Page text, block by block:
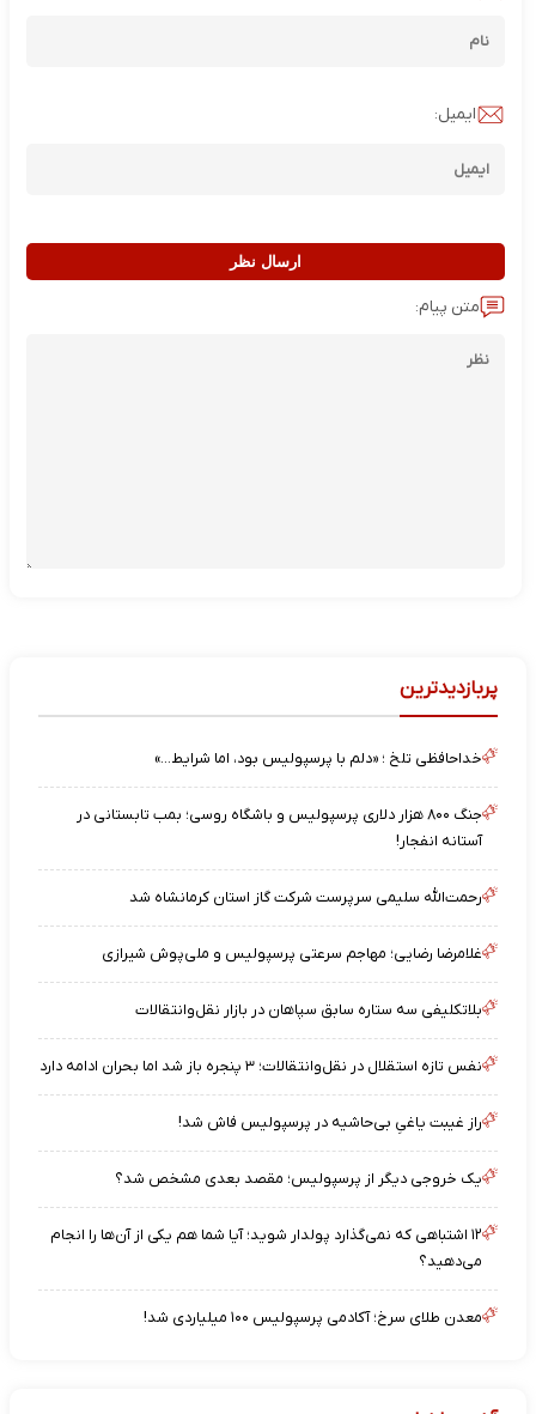
ایمیل:
ارسال نظر
متن پیام:
پربازدیدترین
خداحافظی تلخ ؛ «دلم با پرسپولیس بود، اما شرایط…»
جنگ ۸۰۰ هزار دلاری پرسپولیس و باشگاه روسی؛ بمب تابستانی در
آستانه انفجار!
رحمت‌الله سلیمی سرپرست شرکت گاز استان کرمانشاه شد
غلامرضا رضایی؛ مهاجم سرعتی پرسپولیس و ملی‌پوش شیرازی
بلاتکلیفی سه ستاره سابق سپاهان در بازار نقل‌وانتقالات
نفس تازه استقلال در نقل‌وانتقالات؛ ۳ پنجره باز شد اما بحران ادامه دارد
راز غیبت یاغیِ بی‌حاشیه در پرسپولیس فاش شد!
یک خروجی دیگر از پرسپولیس؛ مقصد بعدی مشخص شد؟
۱۲ اشتباهی که نمی‌گذارد پولدار شوید؛ آیا شما هم یکی از آن‌ها را انجام
می‌دهید؟
معدن طلای سرخ؛ آکادمی پرسپولیس ۱۰۰ میلیاردی شد!